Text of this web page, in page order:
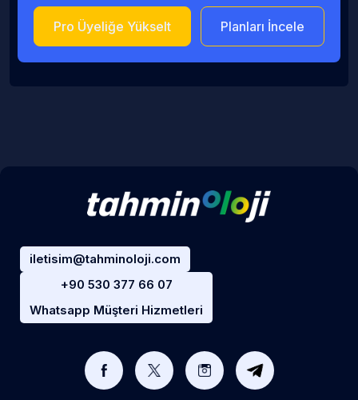
Pro Üyeliğe Yükselt Planları İncele
iletisim@tahminoloji.com
+90 530 377 66 07
Whatsapp Müşteri Hizmetleri